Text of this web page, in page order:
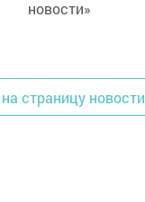
новости»
страницу новости